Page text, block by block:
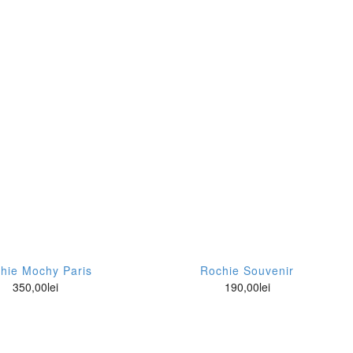
Mochy Paris
350,00lei
Rochie Souvenir
190,00lei